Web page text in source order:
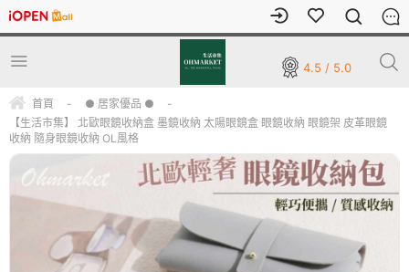
4.5 / 5.0
首頁 - ● 居家優品 ●
-
【生活市集】 北歐眼鏡收納盒 墨鏡收納 太陽眼鏡盒 眼鏡收納 眼鏡架 皮革眼鏡
收納 隨身眼鏡收納 OL風格